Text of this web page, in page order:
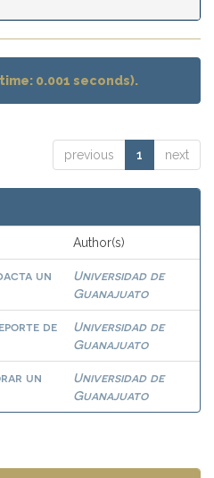
0.001 seconds).
previous 1 next
Author(s)
un
Universidad de
Guanajuato
de
Universidad de
Guanajuato
un
Universidad de
Guanajuato